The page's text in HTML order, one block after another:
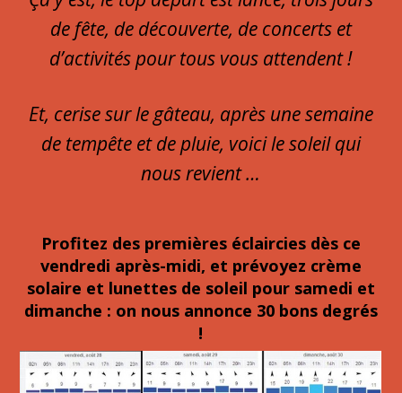
de fête, de découverte, de concerts et
d’activités pour tous vous attendent !
Et, cerise sur le gâteau, après une semaine
de tempête et de pluie, voici le soleil qui
nous revient …
Profitez des premières éclaircies dès ce
vendredi après-midi, et prévoyez crème
solaire et lunettes de soleil pour samedi et
dimanche : on nous annonce 30 bons degrés
!